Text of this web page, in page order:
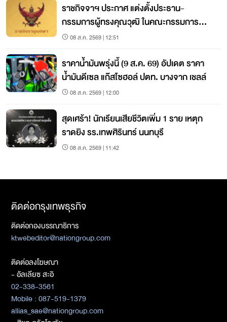
ราชกิจจาฯ ประกาศ แต่งตั้งประธาน-
กรรมการผู้ทรงคุณวุฒิ ในคณะกรรมการ
สดร.08 ส.ค. 2569 | 12:51
ราคาน้ำมันพรุ่งนี้ (9 ส.ค. 69) อัปเดต ราคา
น้ำมันดีเซล แก๊สโซฮอล์ ปตท. บางจาก เชลล์
08 ส.ค. 2569 | 12:00
สุดเศร้า! นักเรียนเสียชีวิตเพิ่ม 1 ราย เหตุก
ราดยิง รร.เทพศิรินทร์ นนทบุรี
08 ส.ค. 2569 | 11:42
ติดต่อกรุงเทพธุรกิจ
ติดต่อกองบรรณาธิการ
ktwebeditor@nationgroup.com
ติดต่อลงโฆษณา
- อัลเลียซ สะอิ
02-338-3561
Mobile : 087-519-1379
allias_sae@nationgroup.com